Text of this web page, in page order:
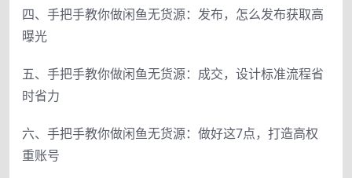
四、手把手教你做闲鱼无货源：发布，怎么发布获取高
曝光
五、手把手教你做闲鱼无货源：成交，设计标准流程省
时省力
六、手把手教你做闲鱼无货源：做好这7点，打造高权
重账号